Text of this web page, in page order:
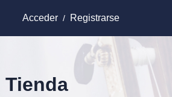
Acceder/ Registrarse
Tienda